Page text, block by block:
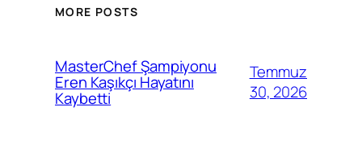
MORE POSTS
MasterChef Şampiyonu
Eren Kaşıkçı Hayatını
Kaybetti
Temmuz
30, 2026